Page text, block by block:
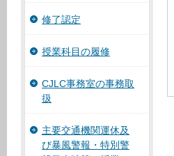
修了認定
授業科目の履修
CJLC事務室の事務取
扱
主要交通機関運休及
び暴風警報・特別警